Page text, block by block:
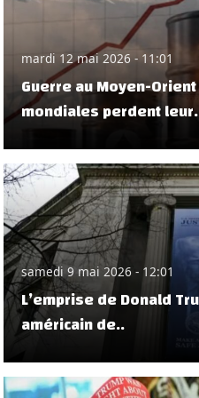
mardi 12 mai 2026 - 11:01
Guerre au Moyen-
mondiales perdent
samedi 9 mai 2026 - 12:01
L’emprise de Donald
américain de..